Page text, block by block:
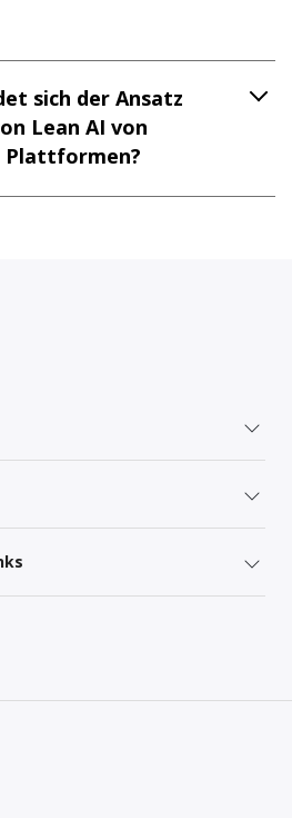
sich der Ansatz
Lean AI von
Plattformen?